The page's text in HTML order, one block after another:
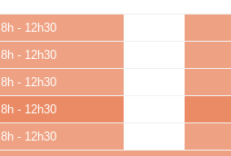
8h - 12h30
8h - 12h30
8h - 12h30
8h - 12h30
8h - 12h30